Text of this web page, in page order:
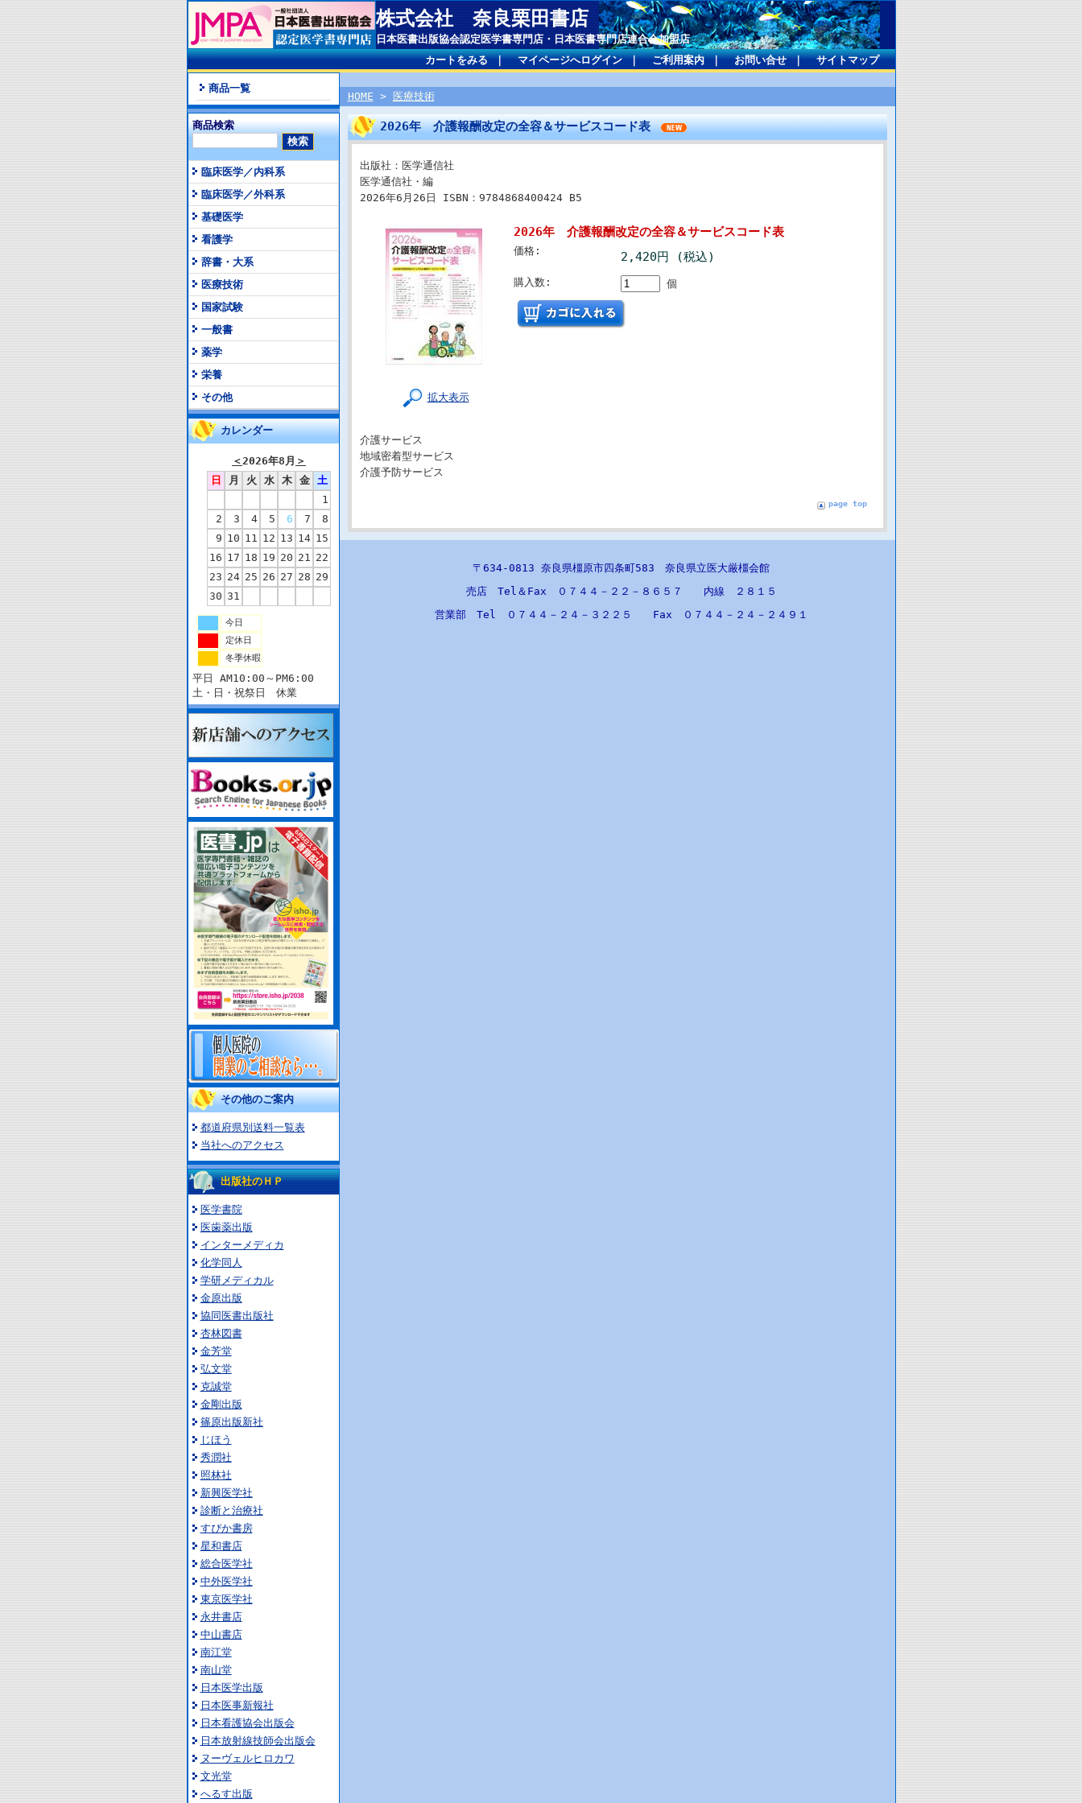
株式会社 奈良栗田書店
日本医書出版協会認定医学書専門店・日本医書専門店連合会加盟店
カートをみる｜ マイページへログイン｜ ご利用案内｜ お問い合せ｜ サイトマップ
商品一覧
商品検索
臨床医学／内科系
臨床医学／外科系
基礎医学
看護学
辞書・大系
医療技術
国家試験
一般書
薬学
栄養
その他
カレンダー
＜2026年8月 ＞
日
月 火 水 木 金
土
1
2
3 4 5 6 7
8
9 10 11 12 13 14 15
16 17 18 19 20 21 22
23 24 25 26 27 28 29
30 31
今日
定休日
冬季休暇
平日 AM10:00～PM6:00
土・日・祝祭日 休業
その他のご案内
都道府県別送料一覧表
当社へのアクセス
出版社のＨＰ
医学書院
医歯薬出版
インターメディカ
化学同人
学研メディカル
金原出版
協同医書出版社
杏林図書
金芳堂
弘文堂
克誠堂
金剛出版
篠原出版新社
じほう
秀潤社
照林社
新興医学社
診断と治療社
すぴか書房
星和書店
総合医学社
中外医学社
東京医学社
永井書店
中山書店
南江堂
南山堂
日本医学出版
日本医事新報社
日本看護協会出版会
日本放射線技師会出版会
ヌーヴェルヒロカワ
文光堂
へるす出版
HOME > 医療技術
2026年 介護報酬改定の全容＆サービスコード表
出版社：医学通信社
医学通信社・編
2026年6月26日 ISBN：9784868400424 B5
拡大表示
2026年 介護報酬改定の全容＆サービスコード表
価格: 2,420円 (税込)
購入数: 個
介護サービス
地域密着型サービス
介護予防サービス
page top
〒634-0813 奈良県橿原市四条町583 奈良県立医大厳橿会館
売店 Tel＆Fax ０７４４－２２－８６５７ 内線 ２８１５
営業部 Tel ０７４４－２４－３２２５ Fax ０７４４－２４－２４９１